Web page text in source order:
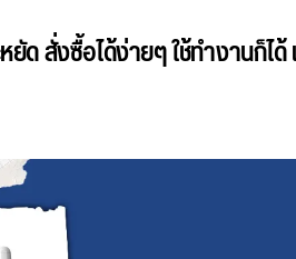
ด สั่งซื้อได้ง่ายๆ ใช้ทำงานก็ไ